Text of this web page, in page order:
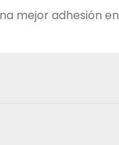
mejor adhesión